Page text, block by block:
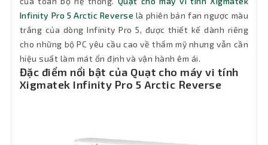
Infinity Pro 5 Arctic Reverse là phiên bản fan ngược màu
trắng của dòng Infinity Pro 5, được thiết kế dành riêng
cho những bộ PC yêu cầu cao về thẩm mỹ nhưng vẫn cần
hiệu suất làm mát ổn định và vận hành êm ái.
Đặc điểm nổi bật của Quạt cho máy vi tính
Xigmatek Infinity Pro 5 Arctic Reverse